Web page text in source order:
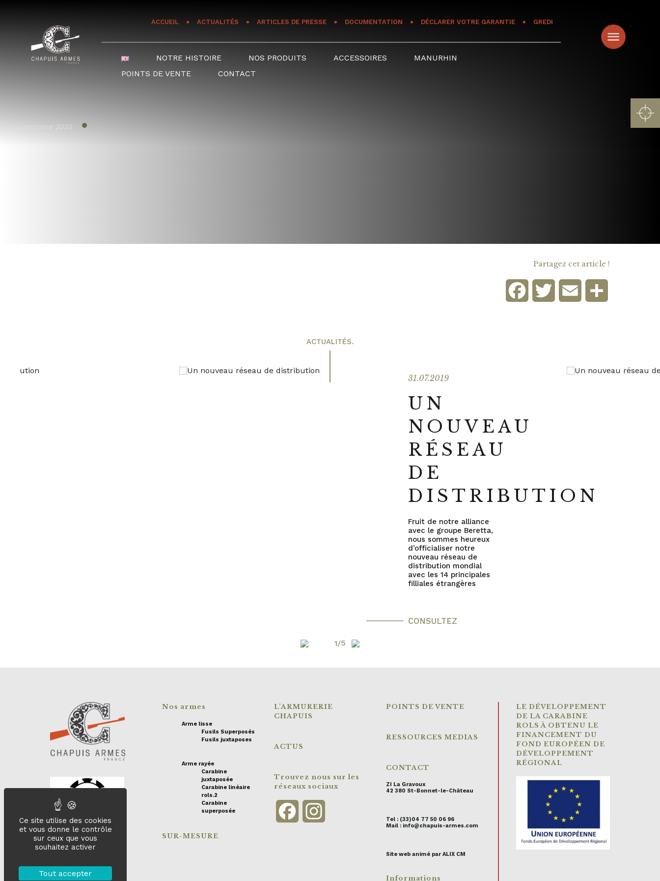
ACCUEIL ACTUALITÉS ARTICLES DE PRESSE DOCUMENTATION DÉCLARER VOTRE GARANTIE GREDI
NOTRE HISTOIRE NOS PRODUITS ACCESSOIRES
MANURHIN
POINTS DE VENTE
CONTACT
8 septembre 2020
Partagez cet article !
FacebookTwitter Email
ACTUALITÉS.
31.07.2019
UN
NOUVEAU
RÉSEAU
DE
DISTRIBUTION
Fruit de notre alliance
avec le groupe Beretta,
nous sommes heureux
d’officialiser notre
nouveau réseau de
distribution mondial
avec les 14 principales
filliales étrangères
CONSULTEZ
Nos armes
Arme lisse
Fusils Superposés
Fusils juxtaposes
Arme rayée
Carabine
juxtaposée
Carabine linéaire
rols.2
Carabine
superposée
SUR-MESURE
L’ARMURERIE
CHAPUIS
ACTUS
Trouvez nous sur les
réseaux sociaux
Facebook
POINTS DE VENTE
RESSOURCES MEDIAS
CONTACT
ZI La Gravoux
42 380 St-Bonnet-le-Château
Tel : (33)04 77 50 06 96
Mail : info@chapuis-armes.com
Site web animé par ALIX CM
Informations
LE DÉVELOPPEMENT
DE LA CARABINE
ROLS À OBTENU LE
FINANCEMENT DU
FOND EUROPÉEN DE
DÉVELOPPEMENT
RÉGIONAL
Ce site utilise des cookies
et vous donne le contrôle
sur ceux que vous
souhaitez activer
Tout accepter